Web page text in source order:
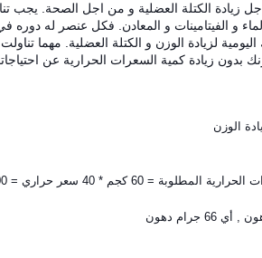
زيادة الكتلة العضلية و من اجل الصحة. يجب
و الفيتامينات و المعادن. فكل عنصر له دوره
لزيادة الوزن و الكتلة العضلية. مهما
زيادة كمية السعرات الحرارية عن
= 60 كجم * 40 سعر حراري = 2400 سعر حراري